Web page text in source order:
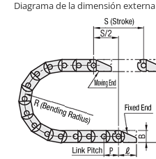
Diagrama de la dimensión externa